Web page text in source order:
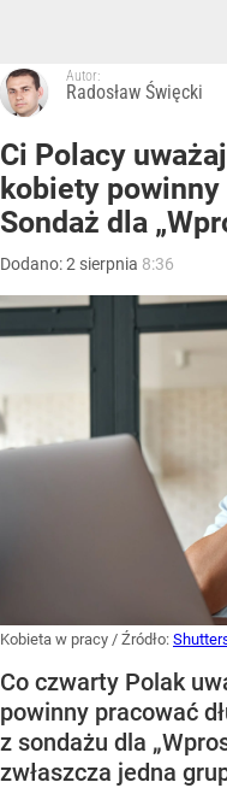
Autor:
Radosław Święcki
Ci Polacy
kobiety powinny
Sondaż dla
Dodano:2 sierpnia 8:36
Kobieta w pracy / Źródło:
Co czwarty Polak
powinny pracować
z sondażu dla
zwłaszcza jedna